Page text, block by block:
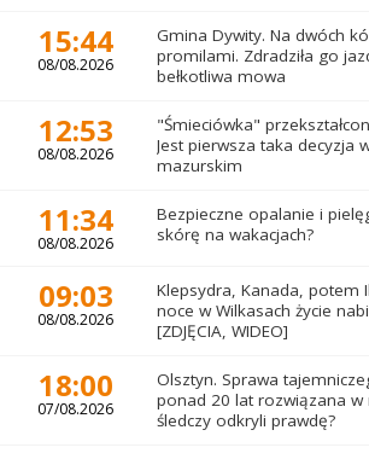
15:44
08/08.2026
Gmina Dywity. Na dwóch
promilami. Zdradziła go
bełkotliwa mowa
12:53
08/08.2026
"Śmieciówka"
Jest pierwsza taka decyzja
mazurskim
11:34
08/08.2026
Bezpieczne opalanie i
skórę na wakacjach?
09:03
08/08.2026
Klepsydra, Kanada, potem
noce w Wilkasach życie
[ZDJĘCIA, WIDEO]
18:00
07/08.2026
Olsztyn. Sprawa
ponad 20 lat rozwiązana w
śledczy odkryli prawdę?